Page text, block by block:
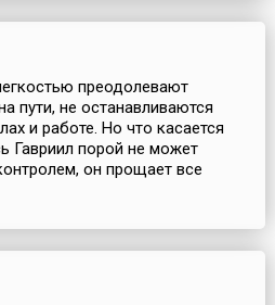
преодолевают
пути, не останавливаются
и работе. Но что касается
Гавриил порой не может
он прощает все